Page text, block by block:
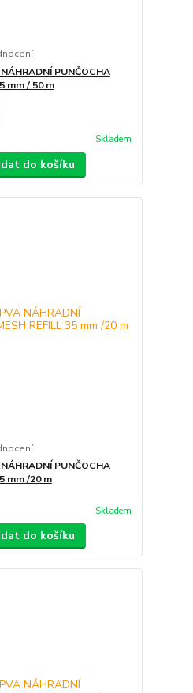
PUNČOCHA
mm / 50 m
Skladem
do košíku
PUNČOCHA
mm /20 m
Skladem
do košíku